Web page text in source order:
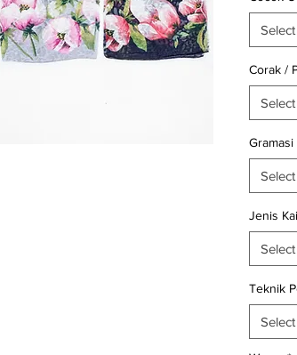
Kain.id
188
kain
Belanja
Select
Corak /
Select
Gramasi
Select
Jenis
Select
Teknik
Select